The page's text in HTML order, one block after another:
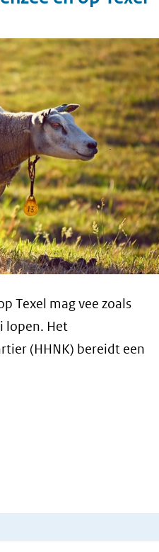
Texel mag vee zoals
lopen. Het
(HHNK) bereidt een